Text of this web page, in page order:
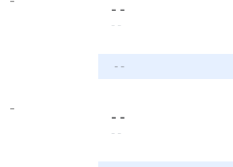
- -
- -
- -
-
- -
- -